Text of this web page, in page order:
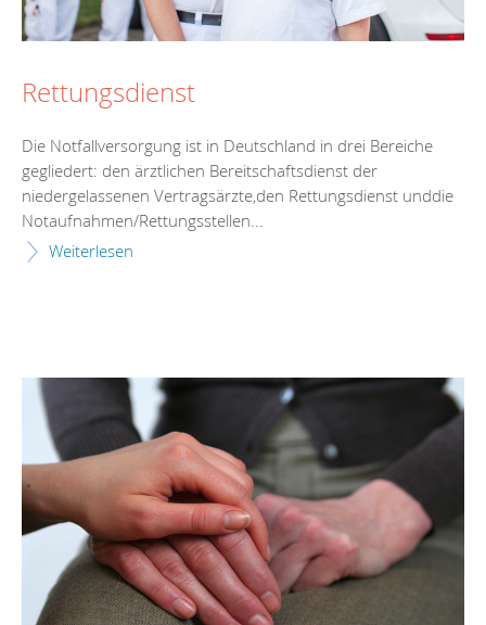
Rettungsdienst
Die Notfallversorgung ist in Deutschland in drei Bereiche
gegliedert: den ärztlichen Bereitschaftsdienst der
niedergelassenen Vertragsärzte,den Rettungsdienst unddie
Notaufnahmen/Rettungsstellen...
Weiterlesen